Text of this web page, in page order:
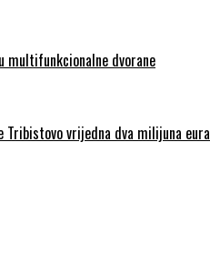
multifunkcionalne dvorane
Tribistovo vrijedna dva milijuna eura